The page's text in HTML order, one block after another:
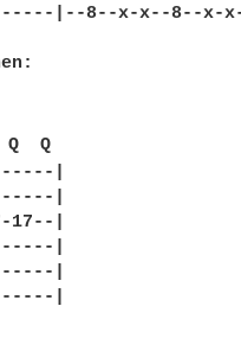
|--8--x-x--8--x-
Q  Q
|
|
17--|
|
|
|